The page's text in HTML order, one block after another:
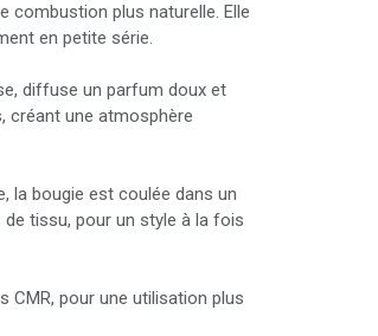
combustion plus naturelle. Elle
en petite série.
diffuse un parfum doux et
créant une atmosphère
la bougie est coulée dans un
tissu, pour un style à la fois
pour une utilisation plus